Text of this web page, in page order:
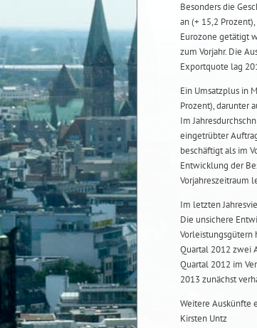
Besonders die
an (+ 15,2
Eurozone getätigt
zum Vorjahr. Die
Exportquote lag
Ein Umsatzplus in
Prozent), darunter
Im
eingetrübter
beschäftigt als im
Entwicklung der
Vorjahreszeitraum
Im letzten
Die unsichere
Vorleistungsgütern
Quartal 2012 zwei
Quartal 2012 im
2013 zunächst
Weitere Auskünfte
Kirsten Untz